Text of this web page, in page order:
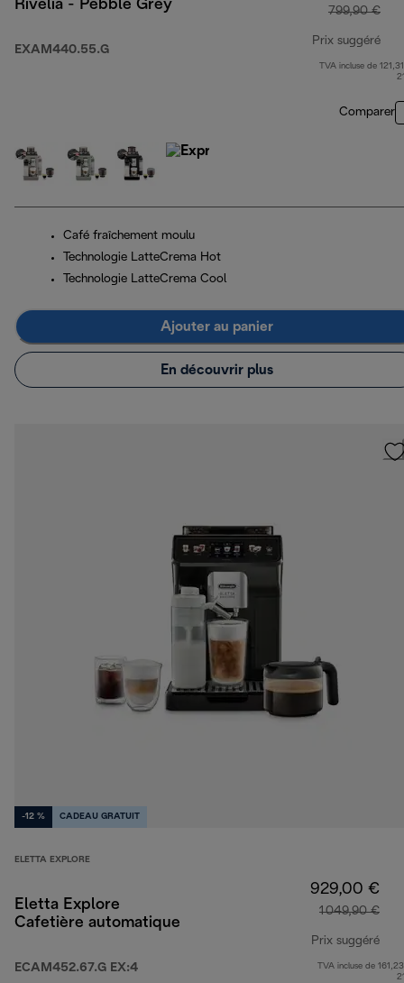
Rivelia - Pebble Grey
EXAM440.55.G
799,90 €
Prix suggéré
TVA incluse de
Comparer
Café fraîchement moulu
Technologie LatteCrema Hot
Technologie LatteCrema Cool
Ajouter au panier
En découvrir plus
-12 % CADEAU GRATUIT
ELETTA EXPLORE
Eletta Explore
Cafetière automatique
ECAM452.67.G EX:4
929,00 €
1 049,90 €
Prix suggéré
TVA incluse de